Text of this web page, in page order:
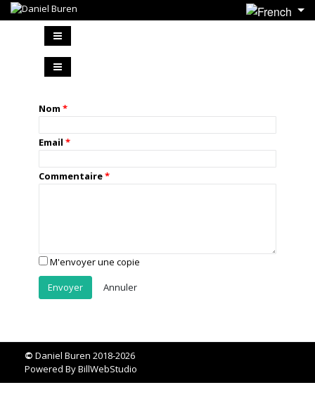
Nom
Email
Commentaire
M'envoyer une copie
Annuler
© Daniel Buren 2018-2026
Powered ByBillWebStudio